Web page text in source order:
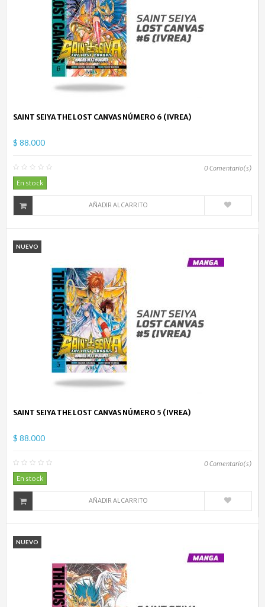
SAINT SEIYA THE LOST CANVAS NÚMERO 6 (IVREA)
$ 88.000
0Comentario(s)
En stock
AÑADIR AL CARRITO
NUEVO
SAINT SEIYA THE LOST CANVAS NÚMERO 5 (IVREA)
$ 88.000
0Comentario(s)
En stock
AÑADIR AL CARRITO
NUEVO